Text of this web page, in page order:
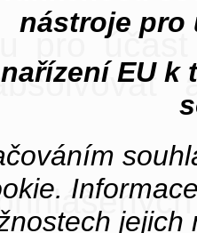
nástroje pro
EU k
jejich
pro